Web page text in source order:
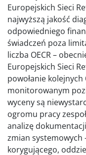
Europejskich Sieci
najwyższą jakość
odpowiedniego
świadczeń poza
liczba OECR –
Europejskich Sieci
powołanie
monitorowanym
wyceny są
ogromu pracy
analizę
zmian systemowych
korygującego,